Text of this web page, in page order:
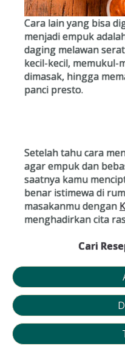
Cara lain yang bisa
menjadi empuk
daging melawan
kecil-kecil, memukul-
dimasak, hingga
panci presto.
Setelah tahu cara
agar empuk dan
saatnya kamu
benar istimewa di
masakanmu dengan
menghadirkan cita
Cari